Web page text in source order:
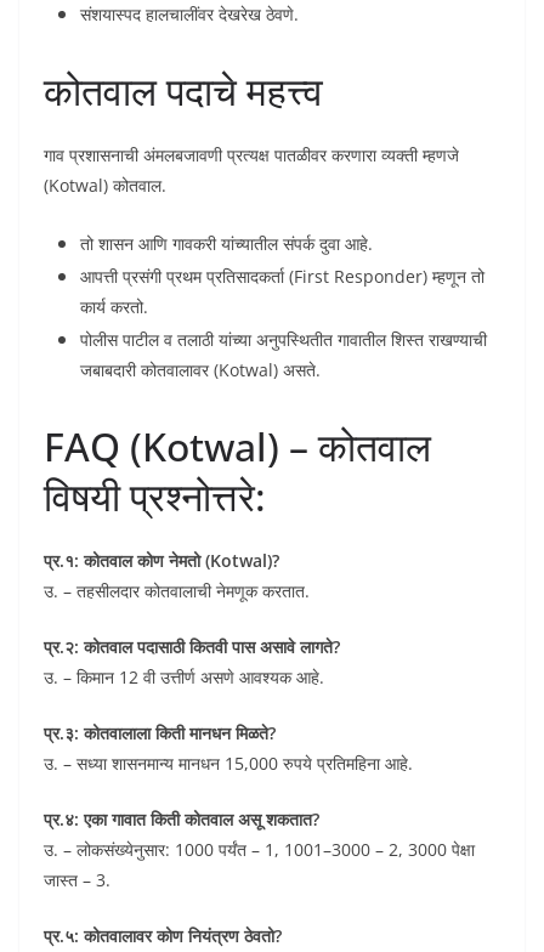
संशयास्पद हालचालींवर देखरेख ठेवणे.
कोतवाल पदाचे महत्त्व
गाव प्रशासनाची अंमलबजावणी प्रत्यक्ष पातळीवर करणारा व्यक्ती म्हणजे
(Kotwal) कोतवाल.
तो शासन आणि गावकरी यांच्यातील संपर्क दुवा आहे.
आपत्ती प्रसंगी प्रथम प्रतिसादकर्ता (First Responder) म्हणून तो
कार्य करतो.
पोलीस पाटील व तलाठी यांच्या अनुपस्थितीत गावातील शिस्त राखण्याची
जबाबदारी कोतवालावर (Kotwal) असते.
FAQ (Kotwal) – कोतवाल
विषयी प्रश्नोत्तरे:
प्र.१: कोतवाल कोण नेमतो (Kotwal)?
उ. – तहसीलदार कोतवालाची नेमणूक करतात.
प्र.२: कोतवाल पदासाठी कितवी पास असावे लागते?
उ. – किमान 12 वी उत्तीर्ण असणे आवश्यक आहे.
प्र.३: कोतवालाला किती मानधन मिळते?
उ. – सध्या शासनमान्य मानधन 15,000 रुपये प्रतिमहिना आहे.
प्र.४: एका गावात किती कोतवाल असू शकतात?
उ. – लोकसंख्येनुसार: 1000 पर्यंत – 1, 1001–3000 – 2, 3000 पेक्षा
जास्त – 3.
प्र.५: कोतवालावर कोण नियंत्रण ठेवतो?